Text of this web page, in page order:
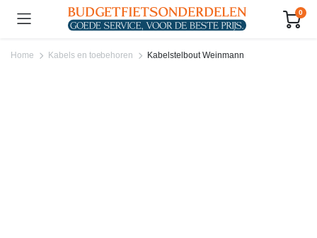
0
Home Kabels en toebehoren Kabelstelbout Weinmann